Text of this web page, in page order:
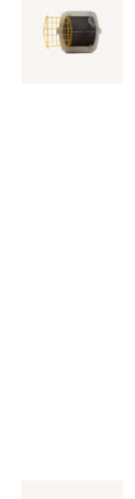
Bewertet
mit5.00von
5
IN DEN
WARENKORB